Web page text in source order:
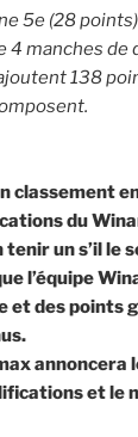
5e (28
4 manches de
138
classement
du
tenir un s’il le
l’équipe
et des points
annoncera
et le